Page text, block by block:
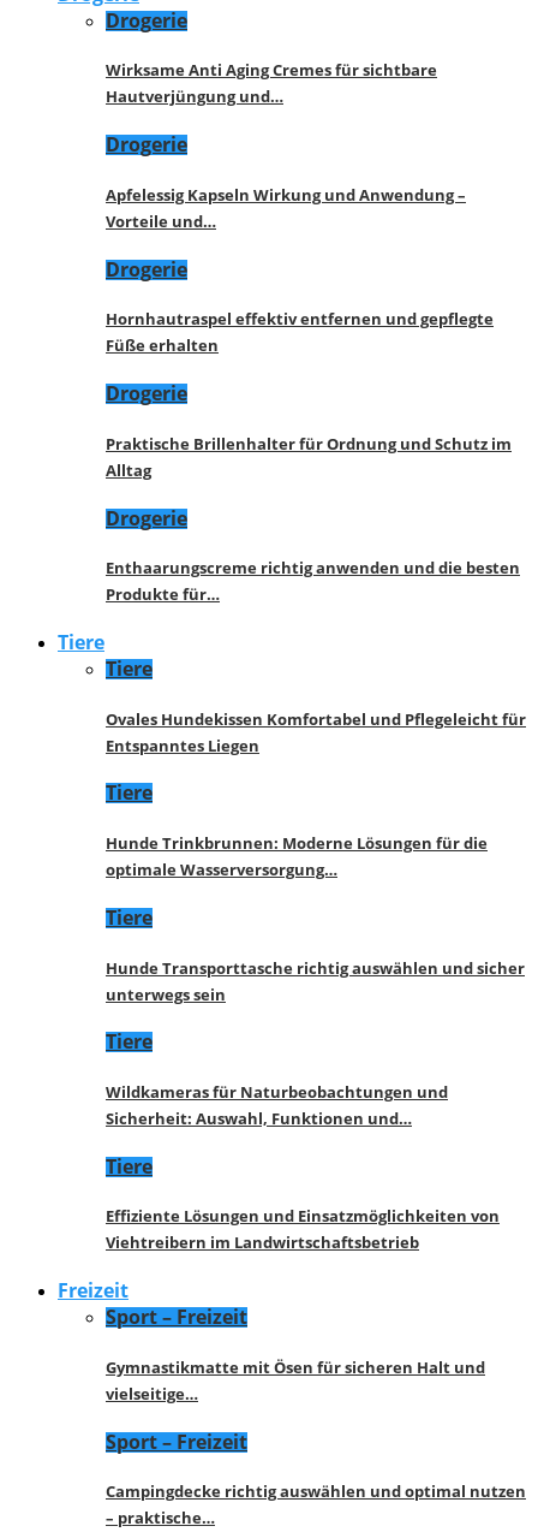
Drogerie
Wirksame Anti Aging Cremes für sichtbare
Hautverjüngung und…
Drogerie
Apfelessig Kapseln Wirkung und Anwendung –
Vorteile und…
Drogerie
Hornhautraspel effektiv entfernen und gepflegte
Füße erhalten
Drogerie
Praktische Brillenhalter für Ordnung und Schutz im
Alltag
Drogerie
Enthaarungscreme richtig anwenden und die besten
Produkte für…
Tiere
Tiere
Ovales Hundekissen Komfortabel und Pflegeleicht für
Entspanntes Liegen
Tiere
Hunde Trinkbrunnen: Moderne Lösungen für die
optimale Wasserversorgung…
Tiere
Hunde Transporttasche richtig auswählen und sicher
unterwegs sein
Tiere
Wildkameras für Naturbeobachtungen und
Sicherheit: Auswahl, Funktionen und…
Tiere
Effiziente Lösungen und Einsatzmöglichkeiten von
Viehtreibern im Landwirtschaftsbetrieb
Freizeit
Sport – Freizeit
Gymnastikmatte mit Ösen für sicheren Halt und
vielseitige…
Sport – Freizeit
Campingdecke richtig auswählen und optimal nutzen
– praktische…